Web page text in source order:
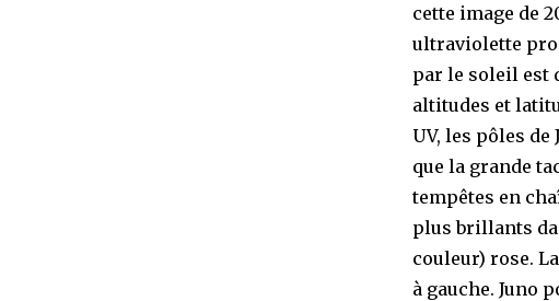
cette image de
ultraviolette
par le soleil est
altitudes et
UV, les pôles
que la grande
tempêtes en
plus brillants
couleur) rose.
à gauche. Juno